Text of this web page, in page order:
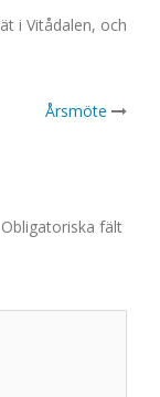
i Vitådalen, och
Årsmöte
Obligatoriska fält